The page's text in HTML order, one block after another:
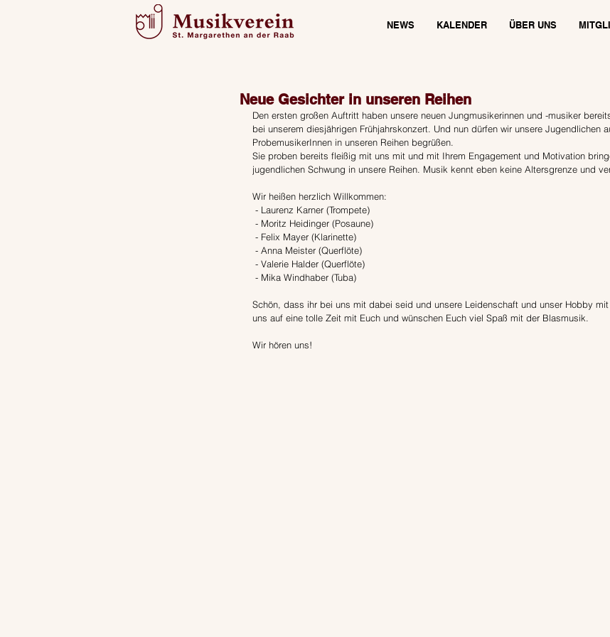
NEWS KALENDER ÜBER UNS
Neue Gesichter in unseren Reihen
Den ersten großen Auftritt haben unsere neuen Jungmusikerinnen und -musiker
bei unserem diesjährigen Frühjahrskonzert. Und nun dürfen wir unsere Jugendlichen
ProbemusikerInnen in unseren Reihen begrüßen.
Sie proben bereits fleißig mit uns mit und mit Ihrem Engagement und Motivation
jugendlichen Schwung in unsere Reihen. Musik kennt eben keine Altersgrenze und
Wir heißen herzlich Willkommen:
- Laurenz Karner (Trompete)
- Moritz Heidinger (Posaune)
- Felix Mayer (Klarinette)
- Anna Meister (Querflöte)
- Valerie Halder (Querflöte)
- Mika Windhaber (Tuba)
Schön, dass ihr bei uns mit dabei seid und unsere Leidenschaft und unser Hobby
uns auf eine tolle Zeit mit Euch und wünschen Euch viel Spaß mit der Blasmusik.
Wir hören uns!